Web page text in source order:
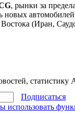
, рынки за
новых
(Иран,
Подписаться